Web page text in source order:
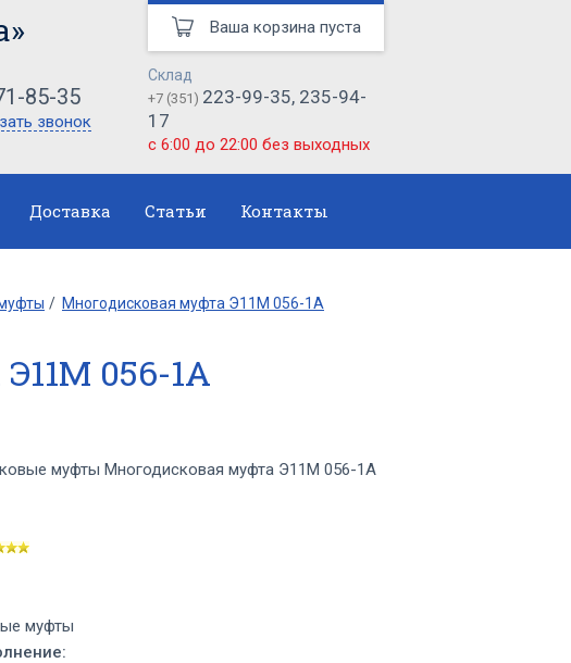
85-35
звонок
Склад
+7 (351) 223-99-35, 235-94-
17
с 6:00 до 22:00 без выходных
Ваша корзина пуста
Доставка Статьи Контакты
Многодисковая муфта Э11М 056-1А
056-1А
муфты Многодисковая муфта Э11М 056-1А
муфты